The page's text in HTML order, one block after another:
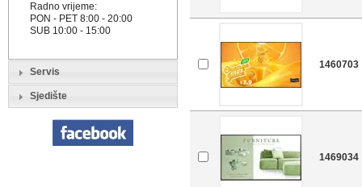
Radno vrijeme:
PON - PET 8:00 - 20:00
SUB 10:00 - 15:00
Servis
Sjedište
1460703
1469034